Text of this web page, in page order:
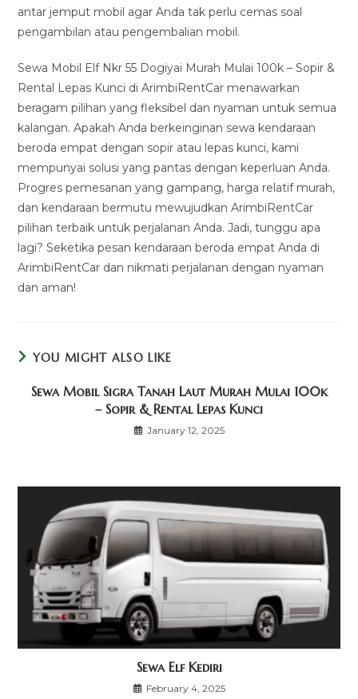
antar jemput mobil agar Anda tak perlu cemas soal
pengambilan atau pengembalian mobil.
Sewa Mobil Elf Nkr 55 Dogiyai Murah Mulai 100k – Sopir &
Rental Lepas Kunci di ArimbiRentCar menawarkan
beragam pilihan yang fleksibel dan nyaman untuk semua
kalangan. Apakah Anda berkeinginan sewa kendaraan
beroda empat dengan sopir atau lepas kunci, kami
mempunyai solusi yang pantas dengan keperluan Anda.
Progres pemesanan yang gampang, harga relatif murah,
dan kendaraan bermutu mewujudkan ArimbiRentCar
pilihan terbaik untuk perjalanan Anda. Jadi, tunggu apa
lagi? Seketika pesan kendaraan beroda empat Anda di
ArimbiRentCar dan nikmati perjalanan dengan nyaman
dan aman!
YOU MIGHT ALSO LIKE
Sewa Mobil Sigra Tanah Laut Murah Mulai 100k
– Sopir & Rental Lepas Kunci
January 12, 2025
Sewa Elf Kediri
February 4, 2025